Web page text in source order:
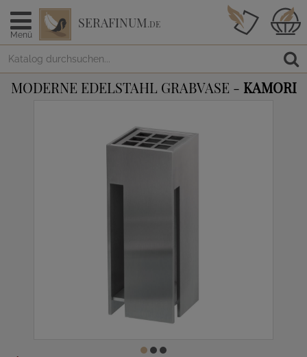
Menü
SERAFINUM.DE
MODERNE EDELSTAHL GRABVASE - KAMORI